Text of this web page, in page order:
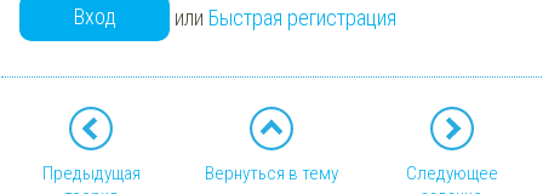
Вход или Быстрая регистрация
Предыдущая
Вернуться в тему
Следующее